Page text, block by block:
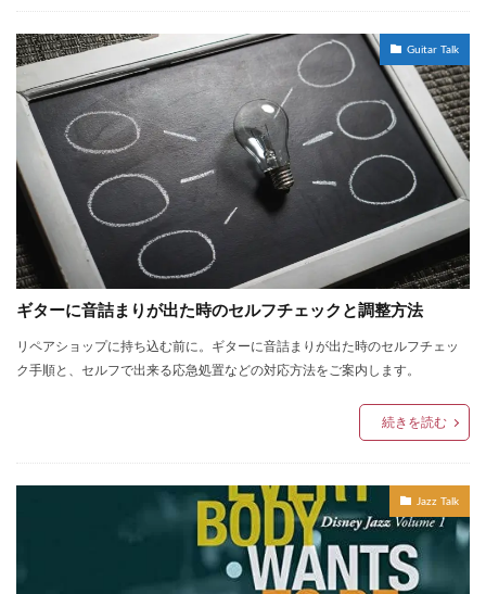
Guitar Talk
ギターに音詰まりが出た時のセルフチェックと調整方法
リペアショップに持ち込む前に。ギターに音詰まりが出た時のセルフチェッ
ク手順と、セルフで出来る応急処置などの対応方法をご案内します。
続きを読む
Jazz Talk